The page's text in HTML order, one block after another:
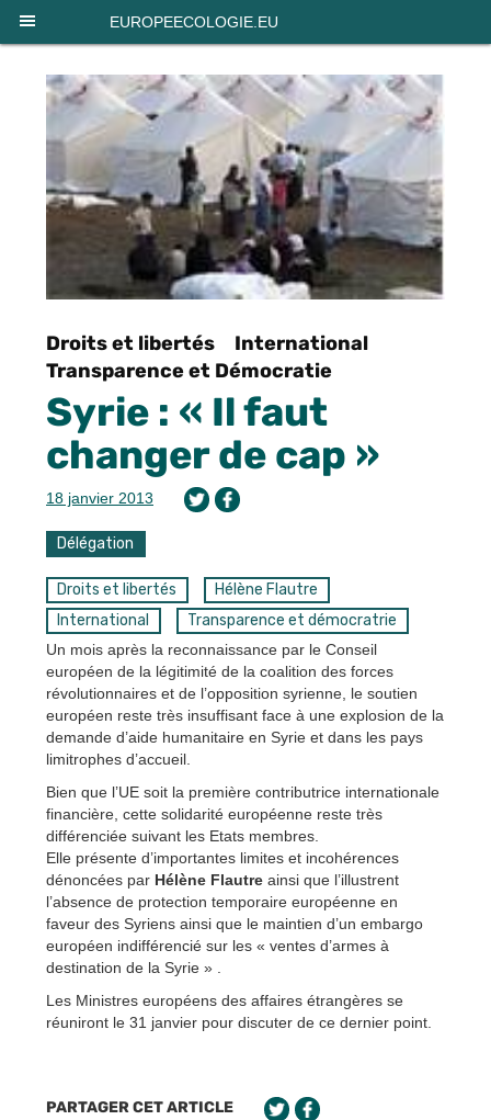
EUROPEECOLOGIE.EU
Droits et libertés
International
Transparence et Démocratie
Syrie : « Il faut
changer de cap »
18 janvier 2013
Délégation
Droits et libertés
Hélène Flautre
International
Transparence et démocratrie
Un mois après la reconnaissance par le Conseil
européen de la légitimité de la coalition des forces
révolutionnaires et de l’opposition syrienne, le soutien
européen reste très insuffisant face à une explosion de la
demande d’aide humanitaire en Syrie et dans les pays
limitrophes d’accueil.
Bien que l’UE soit la première contributrice internationale
financière, cette solidarité européenne reste très
différenciée suivant les Etats membres.
Elle présente d’importantes limites et incohérences
dénoncées par Hélène Flautre ainsi que l’illustrent
l’absence de protection temporaire européenne en
faveur des Syriens ainsi que le maintien d’un embargo
européen indifférencié sur les « ventes d’armes à
destination de la Syrie » .
Les Ministres européens des affaires étrangères se
réuniront le 31 janvier pour discuter de ce dernier point.
PARTAGER CET ARTICLE